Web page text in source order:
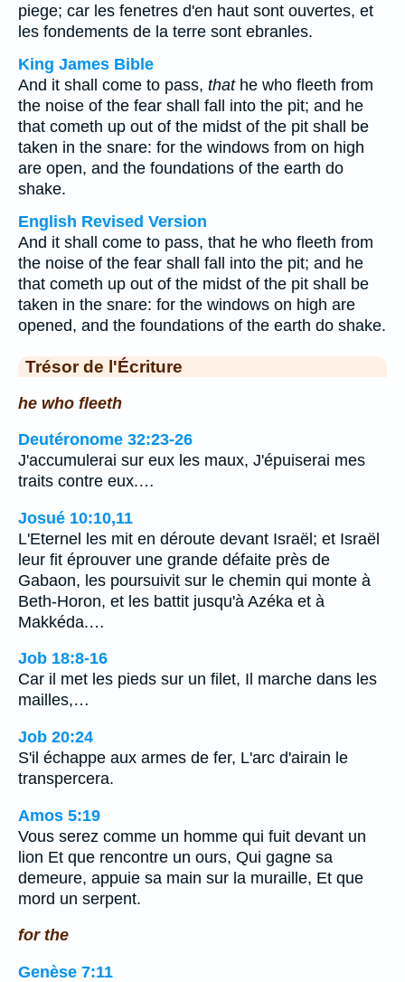
piege; car les fenetres d'en haut sont ouvertes, et
les fondements de la terre sont ebranles.
King James Bible
And it shall come to pass, thathe who fleeth from
the noise of the fear shall fall into the pit; and he
that cometh up out of the midst of the pit shall be
taken in the snare: for the windows from on high
are open, and the foundations of the earth do
shake.
English Revised Version
And it shall come to pass, that he who fleeth from
the noise of the fear shall fall into the pit; and he
that cometh up out of the midst of the pit shall be
taken in the snare: for the windows on high are
opened, and the foundations of the earth do shake.
Trésor de l'Écriture
he who fleeth
Deutéronome 32:23-26
J'accumulerai sur eux les maux, J'épuiserai mes
traits contre eux.…
Josué 10:10,11
L'Eternel les mit en déroute devant Israël; et Israël
leur fit éprouver une grande défaite près de
Gabaon, les poursuivit sur le chemin qui monte à
Beth-Horon, et les battit jusqu'à Azéka et à
Makkéda.…
Job 18:8-16
Car il met les pieds sur un filet, Il marche dans les
mailles,…
Job 20:24
S'il échappe aux armes de fer, L'arc d'airain le
transpercera.
Amos 5:19
Vous serez comme un homme qui fuit devant un
lion Et que rencontre un ours, Qui gagne sa
demeure, appuie sa main sur la muraille, Et que
mord un serpent.
for the
Genèse 7:11